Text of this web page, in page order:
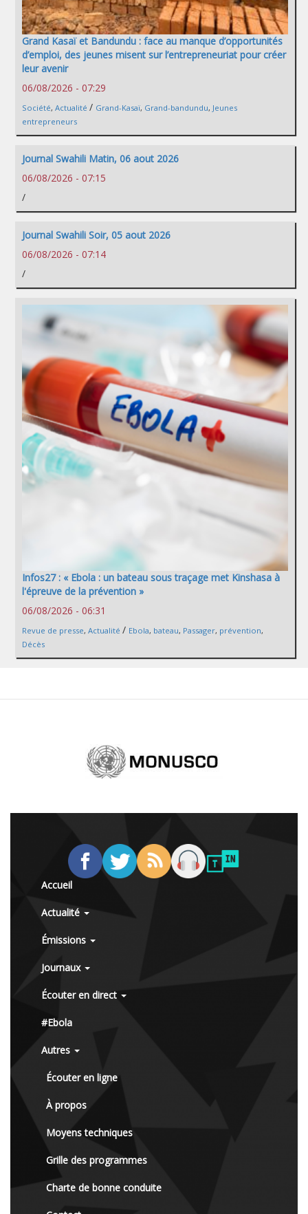
Grand Kasaï et Bandundu : face au manque d’opportunités
d’emploi, des jeunes misent sur l’entrepreneuriat pour créer
leur avenir
06/08/2026 - 07:29
Société, Actualité / Grand-Kasaï, Grand-bandundu, Jeunes
entrepreneurs
Journal Swahili Matin, 06 aout 2026
06/08/2026 - 07:15
/
Journal Swahili Soir, 05 aout 2026
06/08/2026 - 07:14
/
Infos27 : « Ebola : un bateau sous traçage met Kinshasa à
l'épreuve de la prévention »
06/08/2026 - 06:31
Revue de presse, Actualité / Ebola, bateau, Passager, prévention,
Décès
Accueil
Actualité
Émissions
Journaux
Écouter en direct
#Ebola
Autres
Écouter en ligne
À propos
Moyens techniques
Grille des programmes
Charte de bonne conduite